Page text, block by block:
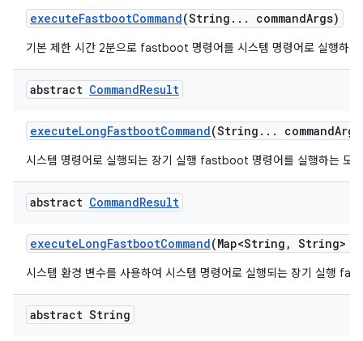
executeFastbootCommand(String . . . commandArgs)
기본 제한 시간 2분으로 fastboot 명령어를 시스템 명령어로 실행하는
abstract CommandResult
executeLongFastbootCommand(String . . . command
시스템 명령어로 실행되는 장기 실행 fastboot 명령어를 실행하는 도
abstract CommandResult
executeLongFastbootCommand(Map<String , String>
시스템 환경 변수를 사용하여 시스템 명령어로 실행되는 장기 실행
abstract String